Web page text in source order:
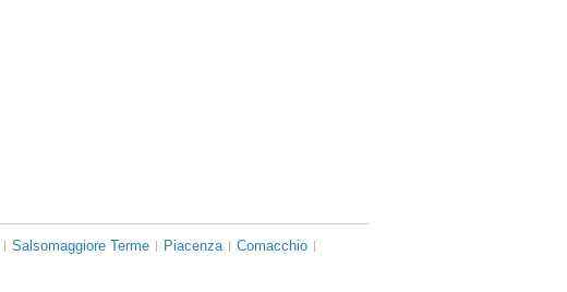
Salsomaggiore Terme Piacenza
Comacchio